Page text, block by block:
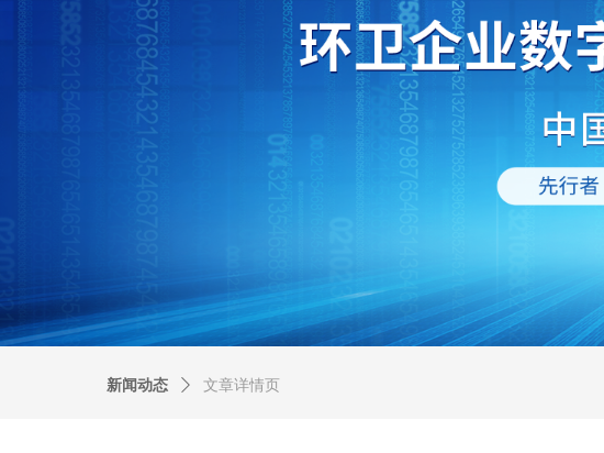
新闻动态 ꄲ 文章详情页